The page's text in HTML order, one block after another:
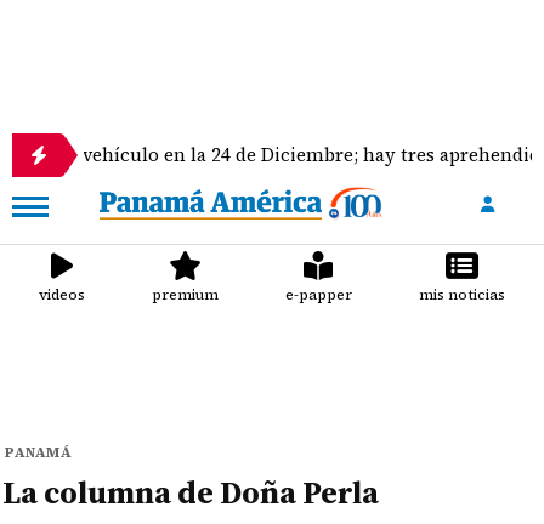
en vehículo en la 24 de Diciembre; hay tres aprehendidos
videos premium e-papper mis noticias
PANAMÁ
La columna de Doña Perla